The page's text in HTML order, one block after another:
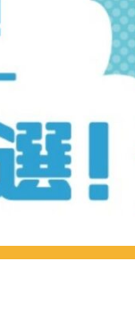
ト
専
サ